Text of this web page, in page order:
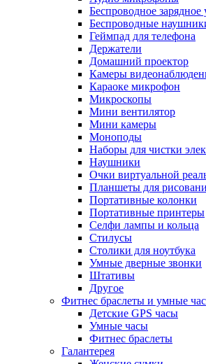
Беспроводное зарядное
Беспроводные
Геймпад для телефона
Держатели
Домашний проектор
Камеры
Караоке микрофон
Микроскопы
Мини вентилятор
Мини камеры
Моноподы
Наборы для чистки
Наушники
Очки виртуальной
Планшеты для
Портативные колонки
Портативные принтеры
Селфи лампы и кольца
Стилусы
Столики для ноутбука
Умные дверные звонки
Штативы
Другое
Фитнес браслеты и умные
Детские GPS часы
Умные часы
Фитнес браслеты
Галантерея